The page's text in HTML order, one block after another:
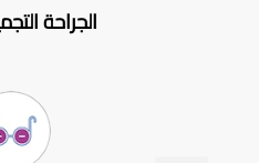
الجراحة